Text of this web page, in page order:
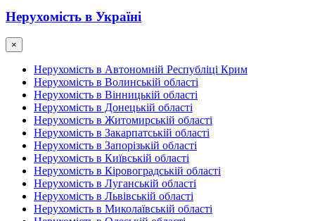
Нерухомість в Україні
×
Нерухомість в Автономній Республіці Крим
Нерухомість в Волинській області
Нерухомість в Вінницькій області
Нерухомість в Донецькій області
Нерухомість в Житомирській області
Нерухомість в Закарпатській області
Нерухомість в Запорізькій області
Нерухомість в Київській області
Нерухомість в Кіровоградській області
Нерухомість в Луганській області
Нерухомість в Львівській області
Нерухомість в Миколаївській області